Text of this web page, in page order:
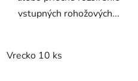
vstupných rohožových...
Vrecko 10 ks